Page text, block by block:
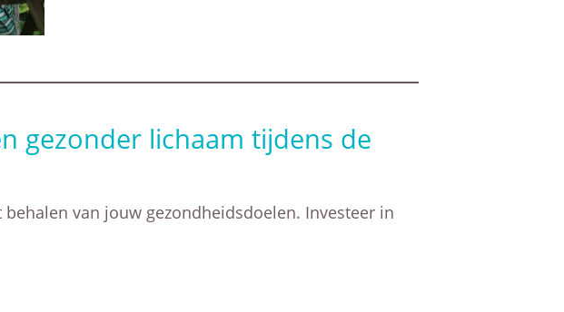
gezonder lichaam tijdens de
van jouw gezondheidsdoelen. Investeer in